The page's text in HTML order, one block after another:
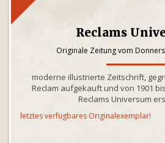
Reclams
Originale Zeitung vom
moderne illustrierte Zeitschrift,
Reclam aufgekauft und von 1901
Reclams Universum
letztes verfügbares Originalexemplar!